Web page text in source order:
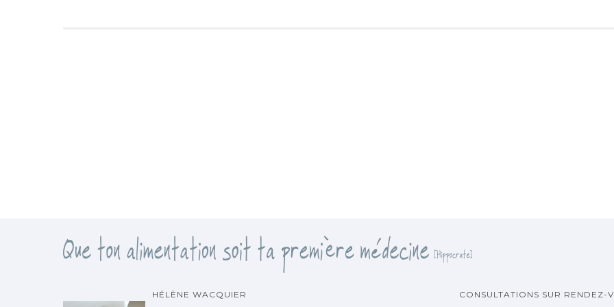
HÉLÈNE WACQUIER CONSULTATIONS SUR RENDEZ-